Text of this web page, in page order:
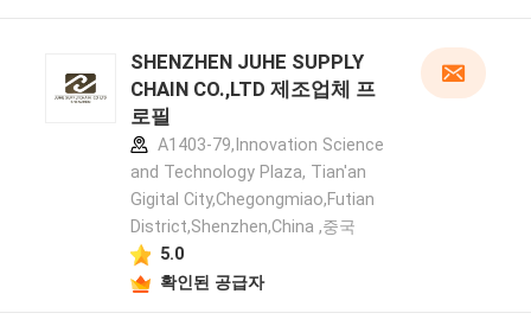
SHENZHEN JUHE SUPPLY
CHAIN CO.,LTD 제조업체 프
로필
A1403-79,Innovation Science
and Technology Plaza, Tian'an
Gigital City,Chegongmiao,Futian
District,Shenzhen,China ,중국
5.0
확인된 공급자